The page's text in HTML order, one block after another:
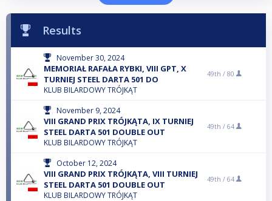
Results
November 30, 2024
MEMORIAŁ RAFAŁA RYBKI, VIII GPT, X
TURNIEJ STEEL DARTA 501 DO
KLUB BILARDOWY TRÓJKĄT
49th / 80
November 9, 2024
VIII GRAND PRIX TRÓJKĄTA, IX TURNIEJ
STEEL DARTA 501 DOUBLE OUT
KLUB BILARDOWY TRÓJKĄT
49th / 64
October 12, 2024
VIII GRAND PRIX TRÓJKĄTA, VIII TURNIEJ
STEEL DARTA 501 DOUBLE OUT
KLUB BILARDOWY TRÓJKĄT
49th / 64